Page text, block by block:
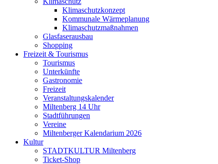
Klimaschutzkonzept
Kommunale Wärmeplanung
Klimaschutzmaßnahmen
Glasfaserausbau
Shopping
Freizeit & Tourismus
Tourismus
Unterkünfte
Gastronomie
Freizeit
Veranstaltungskalender
Miltenberg 14 Uhr
Stadtführungen
Vereine
Miltenberger Kalendarium 2026
Kultur
STADTKULTUR Miltenberg
Ticket-Shop